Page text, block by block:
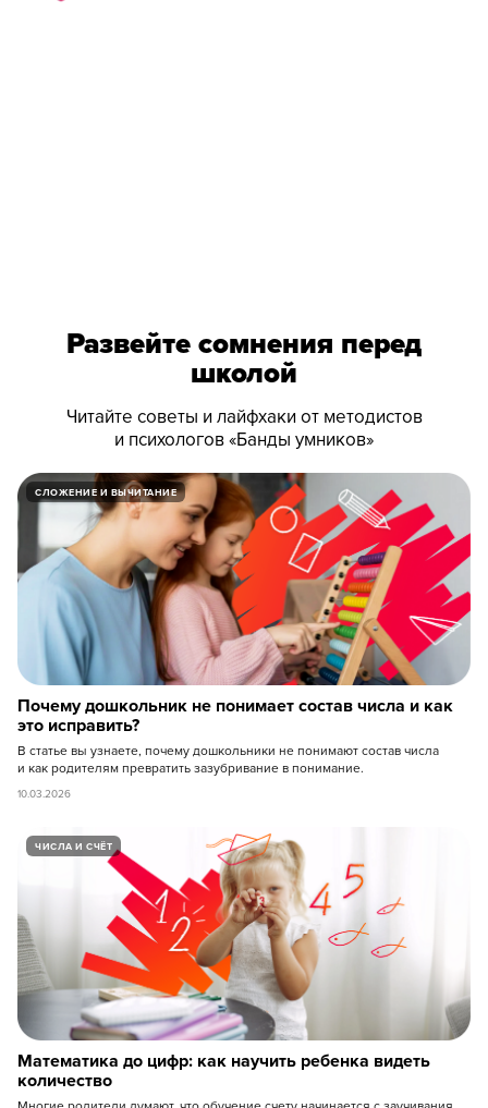
Развейте сомнения перед
школой
Читайте советы и лайфхаки от методистов
и психологов «Банды умников»
СЛОЖЕНИЕ И ВЫЧИТАНИЕ
Почему дошкольник не понимает состав числа и как
это исправить?
В статье вы узнаете, почему дошкольники не понимают состав числа
и как родителям превратить зазубривание в понимание.
10.03.2026
ЧИСЛА И СЧЁТ
Математика до цифр: как научить ребенка видеть
количество
Проверьте,
готов ли ребенок
на самом деле
Забудьте про скучные тесты и зубрёжку. Получите
бесплатный доступ к демо-уроку: оцените реальные
навыки по нашему чек-листу, посмотрите видеолекцию
для родителей и попробуйте решить первые игровые
задания вместе.
Открыть демо-урок
0 рублей
990 рублей
Бесплатный демо-урок
«Подготовка к школе»
неочевидных маркеров
графомоторика, логика, счёт